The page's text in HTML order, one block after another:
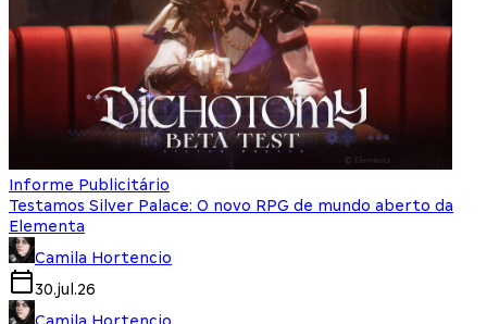
Informe Publicitário
Testamos Silver Palace: O novo RPG de mundo aberto da
Elementa
Camila Hortencio
30.jul.26